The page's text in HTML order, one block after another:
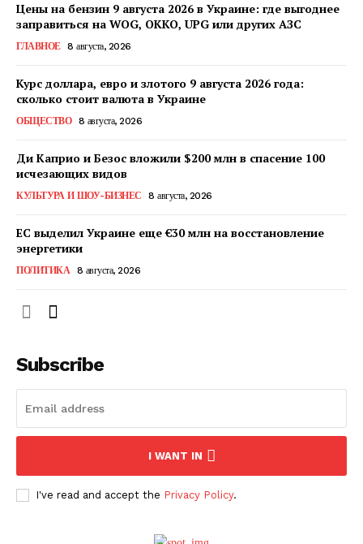
КавПолит
Цены на бензин 9 августа 2026 в Украине: где выгоднее
заправиться на WOG, OKKO, UPG или других АЗС
ГЛАВНОЕ 8 августа, 2026
Курс доллара, евро и злотого 9 августа 2026 года:
сколько стоит валюта в Украине
ОБЩЕСТВО 8 августа, 2026
Ди Каприо и Безос вложили $200 млн в спасение 100
исчезающих видов
КУЛЬТУРА И ШОУ-БИЗНЕС 8 августа, 2026
ЕС выделил Украине еще €30 млн на восстановление
энергетики
ПОЛИТИКА 8 августа, 2026
Subscribe
I WANT IN
I've read and accept the Privacy Policy.